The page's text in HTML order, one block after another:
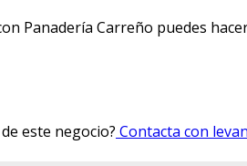
Panadería Carreño puedes
este negocio? Contacta con